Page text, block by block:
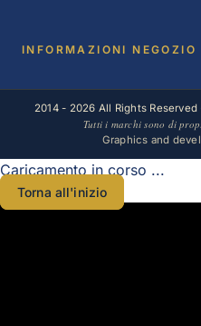
INFORMAZIONI NEGOZIO
2014 - 2026 All Rights Reserved
Tutti i marchi sono di
Graphics and
Caricamento in corso ...
Torna all'inizio